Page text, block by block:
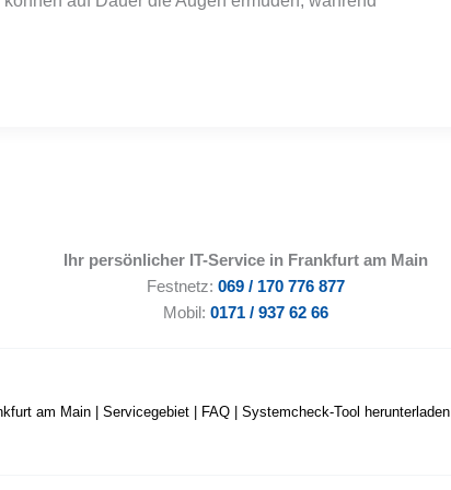
Ihr persönlicher IT-Service in Frankfurt am Main
Festnetz: 069 / 170 776 877
Mobil: 0171 / 937 62 66
am Main Servicegebiet FAQ Systemcheck-Tool herunterladen